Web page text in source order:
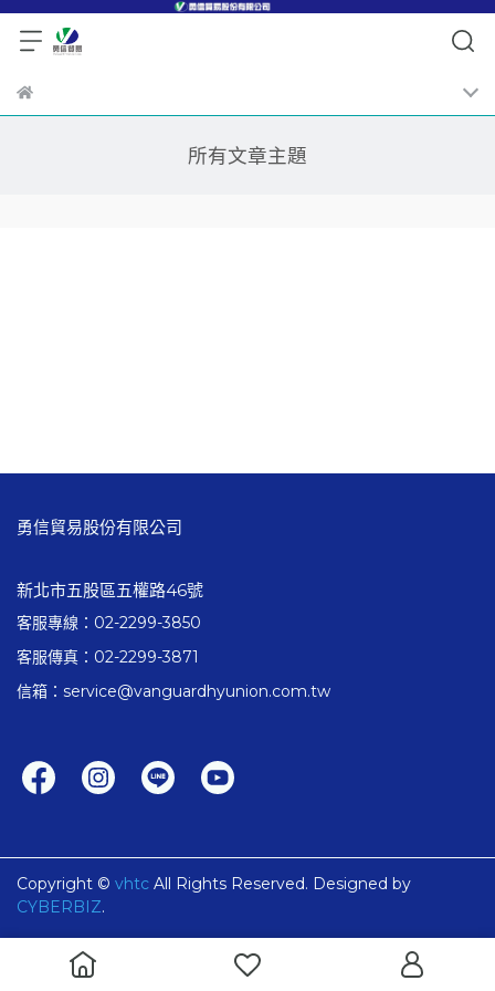
所有文章主題
勇信貿易股份有限公司
新北市五股區五權路46號
客服專線：02-2299-3850
客服傳真：02-2299-3871
信箱：service@vanguardhyunion.com.tw
Copyright © vhtc All Rights Reserved. Designed by
CYBERBIZ.